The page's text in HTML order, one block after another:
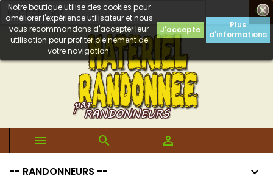

Notre boutique utilise des cookies pour
améliorer l'expérience utilisateur et nous
vous recommandons d'accepter leur
utilisation pour profiter pleinement de
votre navigation.
J'accepte
Plus
d'informations
  
-- RANDONNEURS --